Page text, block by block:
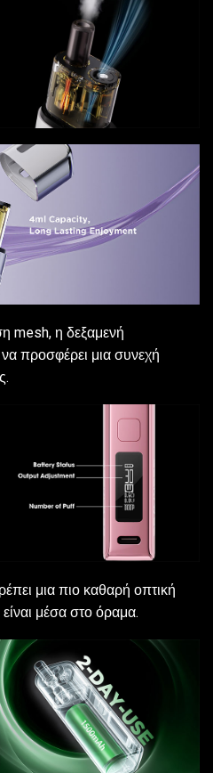
mesh, η δεξαμενή
προσφέρει μια συνεχή
μια πιο καθαρή οπτική
μέσα στο όραμα.